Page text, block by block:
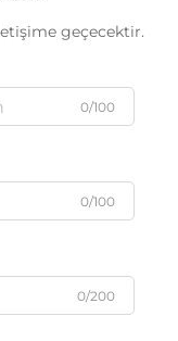
geçecektir.
0/100
0/100
0/200